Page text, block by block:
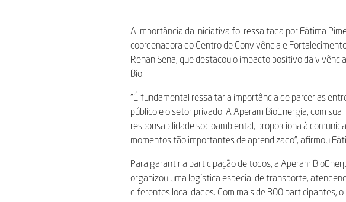
A importância da iniciativa foi ressaltada por Fátima
coordenadora do Centro de Convivência e
Renan Sena, que destacou o impacto positivo da
Bio.
“É fundamental ressaltar a importância de parcerias
público e o setor privado. A Aperam BioEnergia, com sua
responsabilidade socioambiental, proporciona à
momentos tão importantes de aprendizado”, afirmou
Para garantir a participação de todos, a Aperam
organizou uma logística especial de transporte,
diferentes localidades. Com mais de 300 participantes, o